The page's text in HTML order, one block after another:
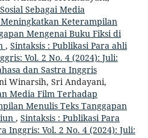
Sebagai Media
Keterampilan
Mengenai Buku Fiksi di
, Sintaksis : Publikasi Para ahli
Vol. 2 No. 4 (2024): Juli:
dan Sastra Inggris
Winarsih, Sri Andayani,
Media Film Terhadap
Menulis Teks Tanggapan
, Sintaksis : Publikasi Para
Inggris: Vol. 2 No. 4 (2024): Juli: